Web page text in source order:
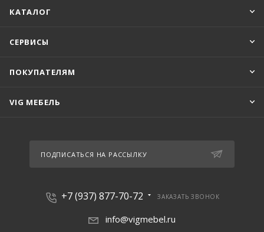
КАТАЛОГ
СЕРВИСЫ
ПОКУПАТЕЛЯМ
VIG МЕБЕЛЬ
ПОДПИСАТЬСЯ НА РАССЫЛКУ
+7 (937) 877-70-72 ЗАКАЗАТЬ ЗВОНОК
info@vigmebel.ru